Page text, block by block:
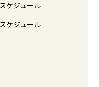
ケジュール
ケジュール